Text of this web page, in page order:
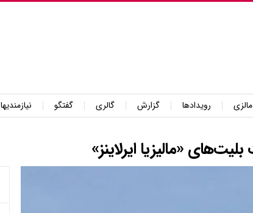
مالزی رویدادها گزارش گالری گفتگو
نیازمندیها